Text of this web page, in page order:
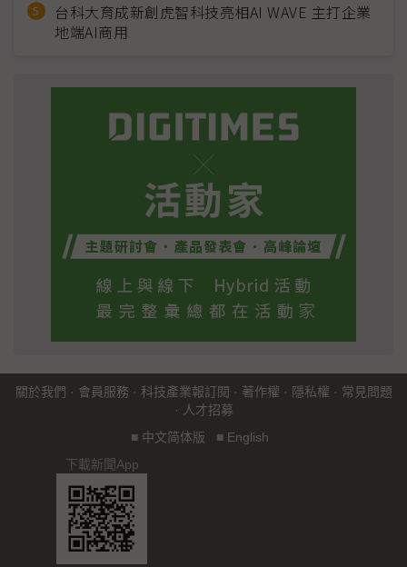
台科大育成新創虎智科技亮相AI WAVE 主打企業
地端AI商用
關於我們 · 會員服務 · 科技產業報訂閱 · 著作權 · 隱私權 · 常見問題
· 人才招募
■ 中文简体版 ■ English
下載新聞App